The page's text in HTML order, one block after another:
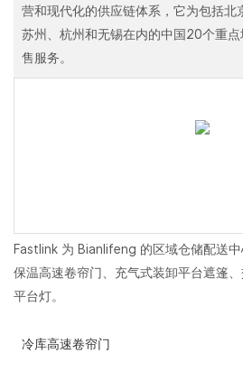
营和现代化的供应链体系，它为包括北
苏州、杭州和无锡在内的中国20个重
售服务。
Fastlink 为 Bianlifeng 的区域仓储配送中
保温高速卷帘门、充气式装卸平台遮篷
平台灯。
冷库高速卷帘门